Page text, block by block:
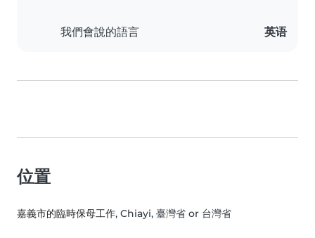
我們會說的語言 英语
位置
嘉義市的臨時保母工作, Chiayi, 臺灣省 or 台灣省